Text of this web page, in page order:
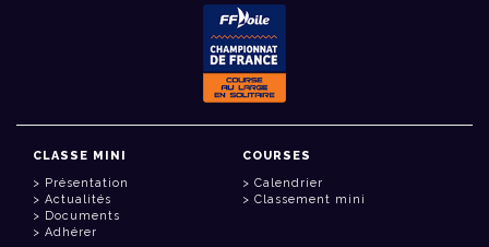
CLASSE MINI
Présentation
Actualités
Documents
Adhérer
COURSES
Calendrier
Classement mini